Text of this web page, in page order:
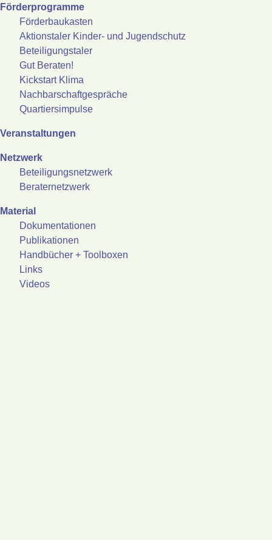
Förderprogramme
Förderbaukasten
Aktionstaler Kinder- und Jugendschutz
Beteiligungstaler
Gut Beraten!
Kickstart Klima
Nachbarschaftgespräche
Quartiersimpulse
Veranstaltungen
Netzwerk
Beteiligungsnetzwerk
Beraternetzwerk
Material
Dokumentationen
Publikationen
Handbücher + Toolboxen
Links
Videos